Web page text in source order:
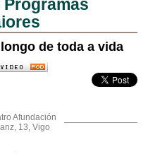
de toda a vida
Afundación
13, Vigo